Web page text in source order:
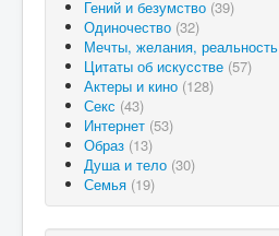
Гений и безумство (39)
Одиночество (32)
Мечты, желания, реальность
Цитаты об искусстве (57)
Актеры и кино (128)
Секс (43)
Интернет (53)
Образ (13)
Душа и тело (30)
Семья (19)